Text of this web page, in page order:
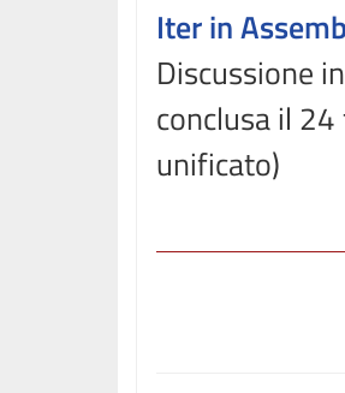
Iter in
Discussione
conclusa il
unificato)